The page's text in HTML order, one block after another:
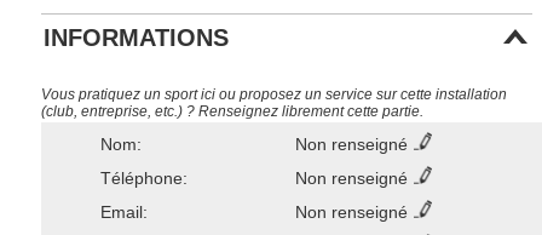
INFORMATIONS
Vous pratiquez un sport ici ou proposez un service sur cette installation
(club, entreprise, etc.) ? Renseignez librement cette partie.
Nom:
Non renseigné
Téléphone:
Non renseigné
Email:
Non renseigné